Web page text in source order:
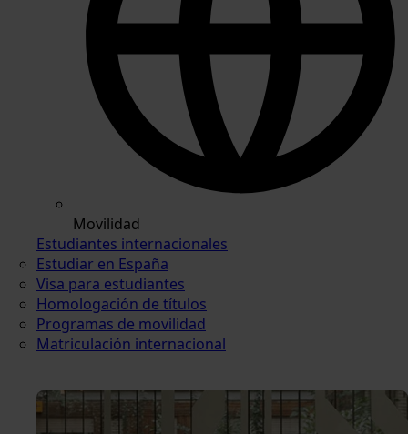
Movilidad
Estudiantes internacionales
Estudiar en España
Visa para estudiantes
Homologación de títulos
Programas de movilidad
Matriculación internacional